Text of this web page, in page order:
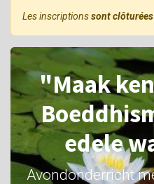
Les inscriptionssont clôturées
"Maak
edele
Avondonderricht